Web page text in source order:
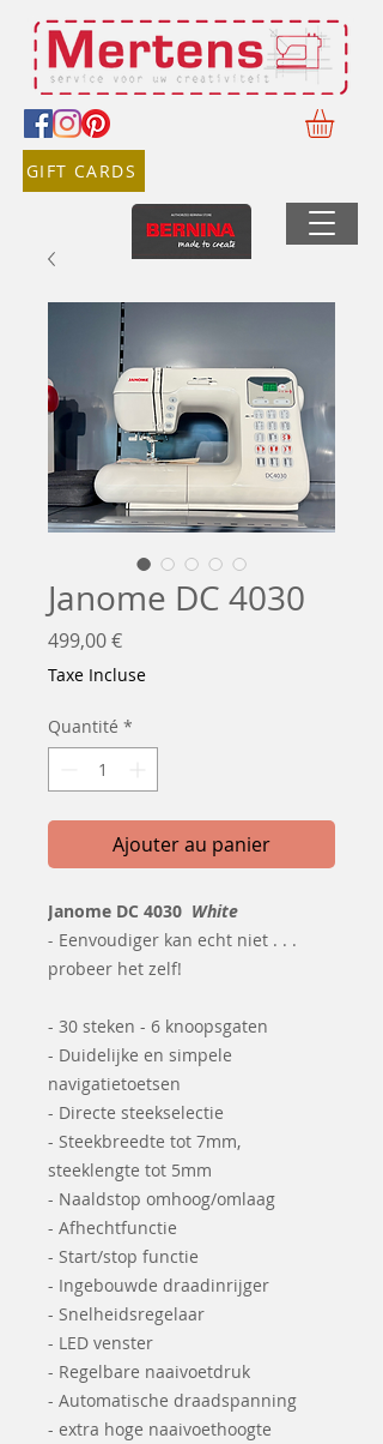
GIFT CARDS
Janome DC 4030
499,00 €Prix
Taxe Incluse
Quantité *
Ajouter au panier
Janome DC 4030 White
- Eenvoudiger kan echt niet . . .
probeer het zelf!
- 30 steken - 6 knoopsgaten
- Duidelijke en simpele
navigatietoetsen
- Directe steekselectie
- Steekbreedte tot 7mm,
steeklengte tot 5mm
- Naaldstop omhoog/omlaag
- Afhechtfunctie
- Start/stop functie
- Ingebouwde draadinrijger
- Snelheidsregelaar
- LED venster
- Regelbare naaivoetdruk
- Automatische draadspanning
- extra hoge naaivoethoogte